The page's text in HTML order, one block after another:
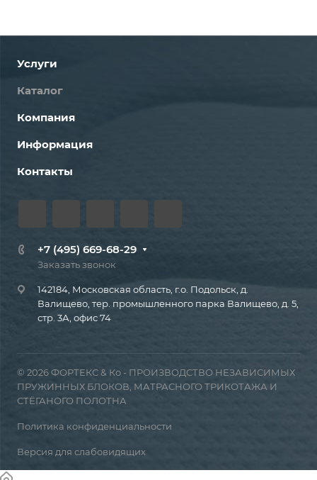
Услуги
Каталог
Компания
Информация
Контакты
+7 (495) 669-68-29
Заказать звонок
142184, Московская область, г.о. Подольск, д.
Валищево, тер. промышленного парка Валищево, д. 5,
стр. 3А, офис 74
© 2026 ФОРТЕКС & Ко - ПРОИЗВОДСТВО НЕЗАВИСИМЫХ
ПРУЖИННЫХ БЛОКОВ, МАТРАСНОГО ТРИКОТАЖА И
СТЁГАНОГО ПОЛОТНА
Политика конфиденциальности
Версия для слабовидящих